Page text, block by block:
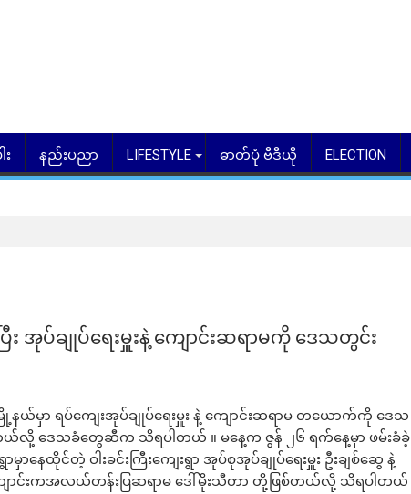
း နည်းပညာ LIFESTYLE ဓာတ်ပုံ ဗီဒီယို ELECTION
အုပ်ချုပ်ရေးမှူးနဲ့ ကျောင်းဆရာမကို ဒေသတွင်း
းမြို့နယ်မှာ ရပ်ကျေးအုပ်ချုပ်ရေးမှူး နဲ့ ကျောင်းဆရာမ တယောက်ကို ဒေသ
လို့ ဒေသခံတွေဆီက သိရပါတယ် ။ မနေ့က ဇွန် ၂၆ ရက်နေ့မှာ ဖမ်းခံခဲ့
နေထိုင်တဲ့ ဝါးခင်းကြီးကျေးရွာ အုပ်စုအုပ်ချုပ်ရေးမှူး ဦးချစ်ဆွေ နဲ့
ျောင်းကအလယ်တန်းပြဆရာမ ဒေါ်မိုးသီတာ တို့ဖြစ်တယ်လို့ သိရပါတယ်